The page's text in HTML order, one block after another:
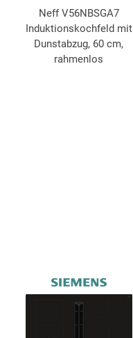
Neff V56NBSGA7
Induktionskochfeld mit
Dunstabzug, 60 cm,
rahmenlos